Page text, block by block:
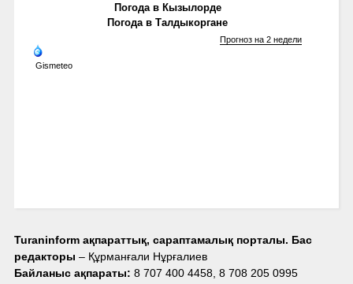
Погода в Кызылорде
Погода в Талдыкоргане
Gismeteo
Прогноз на 2 недели
Turaninform ақпараттық, сараптамалық порталы. Бас
редакторы – Құрманғали Нұрғалиев
Байланыс ақпараты: 8 707 400 4458, 8 708 205 0995